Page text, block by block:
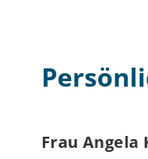
Frau Angela